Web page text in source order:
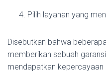
Pilih layanan yang
Disebutkan bahwa
memberikan sebuah
mendapatkan